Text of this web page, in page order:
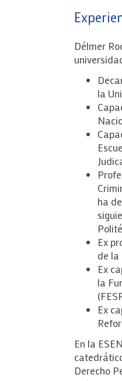
Délmer
la
ha
Ex
de la
Ex
la
Ex
En la
Derecho